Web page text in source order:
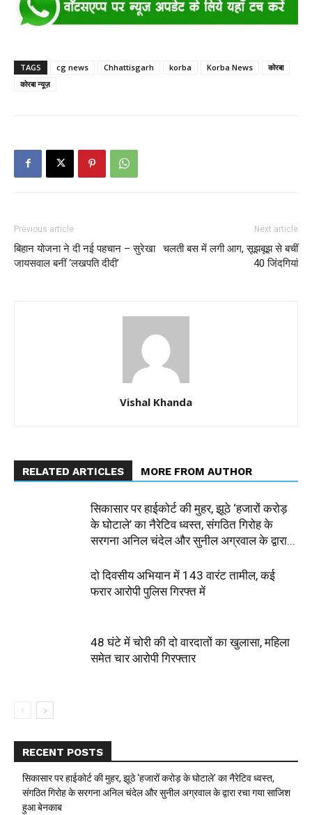
TAGS cg news Chhattisgarh korba Korba News
कोरबा
कोरबा न्यूज़
Previous article
बिहान योजना ने दी नई पहचान – सुरेखा
जायसवाल बनीं ‘लखपति दीदी’
Next article
चलती बस में लगी आग, सूझबूझ से बचीं
40 जिंदगियां
Vishal Khanda
RELATED ARTICLES MORE FROM AUTHOR
सिकासार पर हाईकोर्ट की मुहर, झूठे ‘हजारों करोड़
के घोटाले’ का नैरेटिव ध्वस्त, संगठित गिरोह के
सरगना अनिल चंदेल और सुनील अग्रवाल के द्वारा...
दो दिवसीय अभियान में 143 वारंट तामील, कई
फरार आरोपी पुलिस गिरफ्त में
48 घंटे में चोरी की दो वारदातों का खुलासा, महिला
समेत चार आरोपी गिरफ्तार
RECENT POSTS
सिकासार पर हाईकोर्ट की मुहर, झूठे ‘हजारों करोड़ के घोटाले’ का नैरेटिव ध्वस्त,
संगठित गिरोह के सरगना अनिल चंदेल और सुनील अग्रवाल के द्वारा रचा गया साजिश
हुआ बेनकाब